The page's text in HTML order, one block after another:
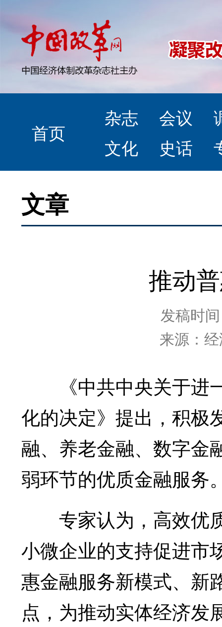
首页
杂志 会议
文化
史话
文章
推动
发稿时
来源：
《中共中央关于进
化的决定》提出，积极
融、养老金融、数字金
弱环节的优质金融服务
专家认为，高效优
小微企业的支持促进市
惠金融服务新模式、新
点，为推动实体经济发